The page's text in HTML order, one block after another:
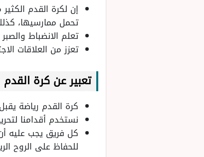
إن لكرة القدم
تحمل ممارسيها،
تعلم الانضباط
تعزز من العلاقات
تعبير عن كرة القدم
كرة القدم رياضة
نستخدم أقدامنا
كل فريق يجب عليه أن
للحفاظ على الروح